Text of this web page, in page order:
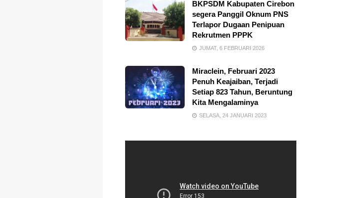
BKPSDM Kabupaten Cirebon
segera Panggil Oknum PNS
Terlapor Dugaan Penipuan
Rekrutmen PPPK
JUMAT, 6 FEBRUARI 2026
Miraclein, Februari 2023
Penuh Keajaiban, Terjadi
Setiap 823 Tahun, Beruntung
Kita Mengalaminya
SELASA, 24 JANUARI 2023